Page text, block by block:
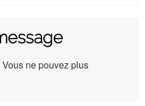
ne pouvez plus